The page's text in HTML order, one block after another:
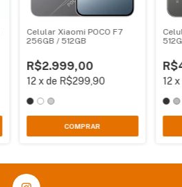
Celular Xiaomi POCO F7
256GB / 512GB
R$2.999,00
12 xde R$299,90
COMPRAR
12x